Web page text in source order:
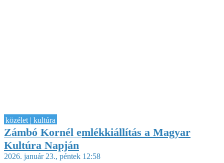
közélet | kultúra
Zámbó Kornél emlékkiállítás a Magyar
Kultúra Napján
2026. január 23., péntek 12:58